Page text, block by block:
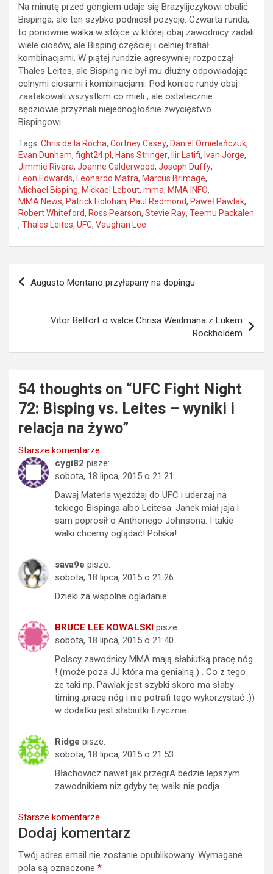
Na minutę przed gongiem udaje się Brazylijczykowi obalić
Bispinga, ale ten szybko podniósł pozycję. Czwarta runda,
to ponownie walka w stójce w której obaj zawodnicy zadali
wiele ciosów, ale Bisping częściej i celniej trafiał
kombinacjami. W piątej rundzie agresywniej rozpoczął
Thales Leites, ale Bisping nie był mu dłużny odpowiadając
celnymi ciosami i kombinacjami. Pod koniec rundy obaj
zaatakowali wszystkim co mieli , ale ostatecznie
sędziowie przyznali niejednogłośnie zwycięstwo
Bispingowi.
Tags: Chris de la Rocha, Cortney Casey, Daniel Omielańczuk,
Evan Dunham, fight24.pl , Hans Stringer, Ilir Latifi, Ivan Jorge,
Jimmie Rivera, Joanne Calderwood, Joseph Duffy,
Leon Edwards, Leonardo Mafra, Marcus Brimage,
Michael Bisping, Mickael Lebout, mma, MMA INFO,
MMA News, Patrick Holohan, Paul Redmond, Paweł Pawlak,
Robert Whiteford, Ross Pearson, Stevie Ray, Teemu Packalen
, Thales Leites, UFC, Vaughan Lee
Nawigacja
wpisu
Augusto Montano przyłapany na dopingu
Vitor Belfort o walce Chrisa Weidmana z Lukem
Rockholdem
54 thoughts on “UFC Fight Night
72: Bisping vs. Leites – wyniki i
relacja na żywo”
Nawigacja
komentarzy
Starsze komentarze
cygi82 pisze:
sobota, 18 lipca, 2015 o 21:21
Dawaj Materla wjeżdżaj do UFC i uderzaj na
tekiego Bispinga albo Leitesa. Janek miał jaja i
sam poprosił o Anthonego Johnsona. I takie
walki chcemy oglądać! Polska!
sava9e pisze:
sobota, 18 lipca, 2015 o 21:26
Dzieki za wspolne ogladanie
BRUCE LEE KOWALSKI pisze:
sobota, 18 lipca, 2015 o 21:40
Polscy zawodnicy MMA mają słabiutką pracę nóg
! (może poza JJ która ma genialną ) . Co z tego
że taki np. Pawlak jest szybki skoro ma słaby
timing ,pracę nóg i nie potrafi tego wykorzystać :))
w dodatku jest słabiutki fizycznie .
Ridge pisze:
sobota, 18 lipca, 2015 o 21:53
Błachowicz nawet jak przegrA bedzie lepszym
zawodnikiem niz gdyby tej walki nie podja.
Nawigacja
komentarzy
Starsze komentarze
Dodaj komentarz
Twój adres email nie zostanie opublikowany. Wymagane
pola są oznaczone *